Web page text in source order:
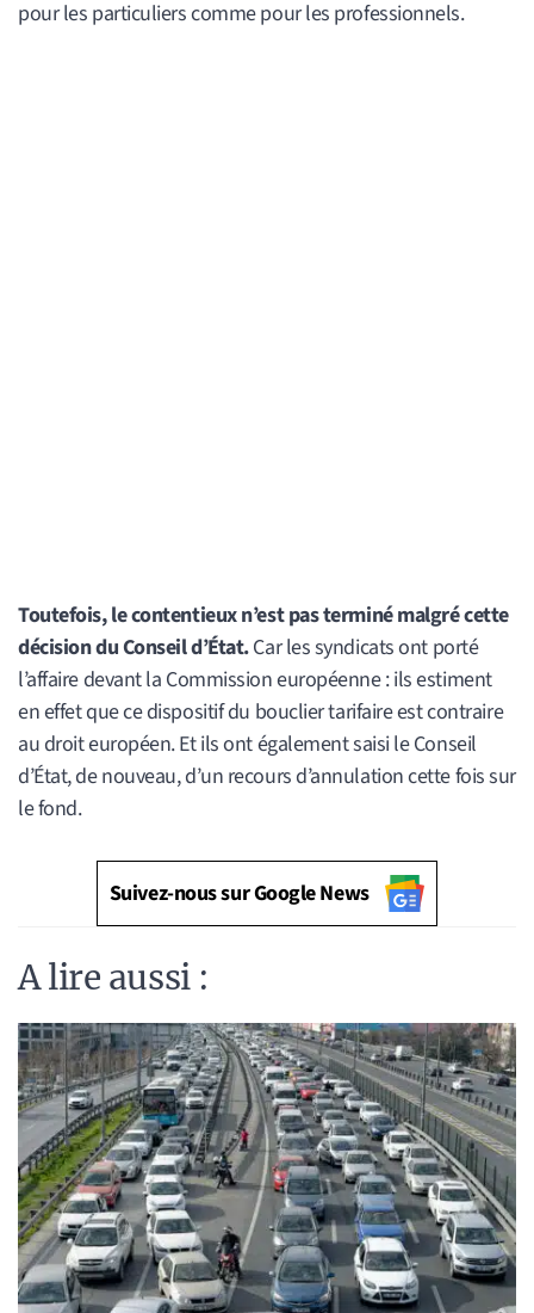
pour les particuliers comme pour les professionnels.
Toutefois, le contentieux n’est pas terminé malgré cette
décision du Conseil d’État.Car les syndicats ont porté
l’affaire devant la Commission européenne : ils estiment
en effet que ce dispositif du bouclier tarifaire est contraire
au droit européen. Et ils ont également saisi le Conseil
d’État, de nouveau, d’un recours d’annulation cette fois sur
le fond.
Suivez-nous sur Google News
A lire aussi :